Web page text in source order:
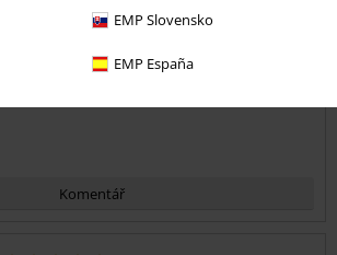
EMP Slovensko
EMP España
Komentář